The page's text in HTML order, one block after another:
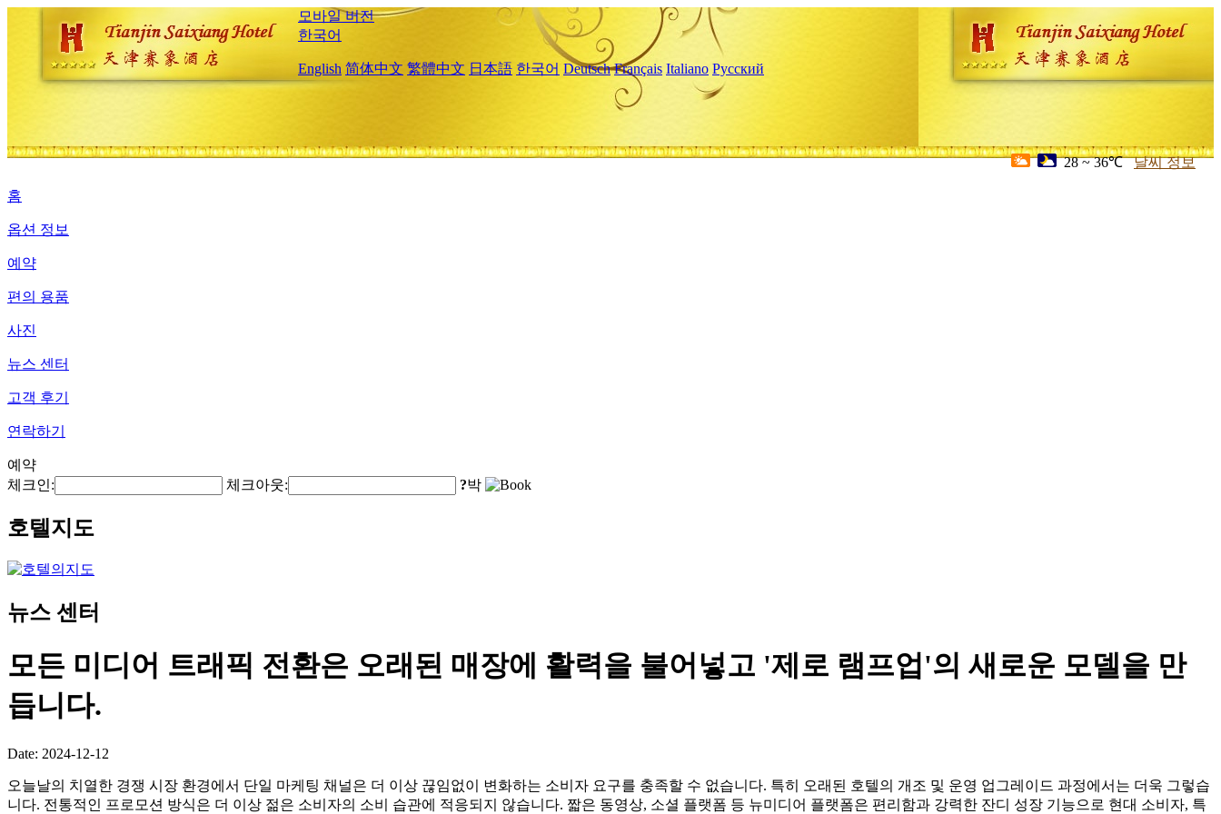
모바일 버전
한국어
English 简体中文 繁體中文 日本語 한국어 Deutsch Français Italiano Русский
28 ~ 36℃ 날씨 정보
홈
옵션 정보
예약
편의 용품
사진
뉴스 센터
고객 후기
연락하기
예약
체크인:
체크아웃: ?박
호텔지도
뉴스 센터
모든 미디어 트래픽 전환은 오래된 매장에 활력을 불어넣고 '제로 램프업'의 새로운 모델을 만
듭니다.
Date: 2024-12-12
오늘날의 치열한 경쟁 시장 환경에서 단일 마케팅 채널은 더 이상 끊임없이 변화하는 소비자 요구를 충족할 수 없습니다. 특히 오래된 호텔의 개조 및 운영 업그레이드 과정에서는 더욱 그렇습
니다. 전통적인 프로모션 방식은 더 이상 젊은 소비자의 소비 습관에 적응되지 않습니다. 짧은 동영상, 소셜 플랫폼 등 뉴미디어 플랫폼은 편리함과 강력한 잔디 성장 기능으로 현대 소비자, 특